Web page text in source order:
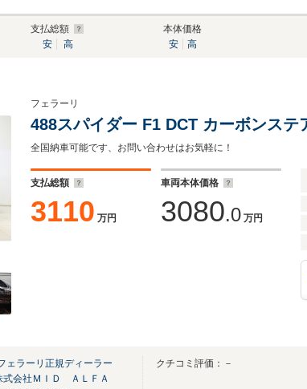
支払総額
安
高
本体価格
安
高
フェラーリ
488スパイダー F1 DCT カーボンステ
全国納車可能です、お問い合わせはお気軽に！
支払総額
3110 万円
車両本体価格
3080.0 万円
ェラーリ正規ディーラー
式会社ＭＩＤ ＡＬＦＡ
クチコミ評価：－